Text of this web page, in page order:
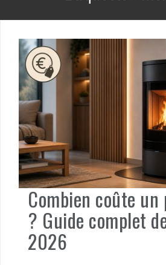
Combien coûte un
? Guide complet
2026